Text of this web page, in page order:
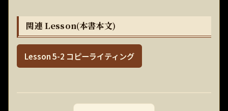
関連 Lesson(本書本文)
Lesson 5-2 コピーライティング